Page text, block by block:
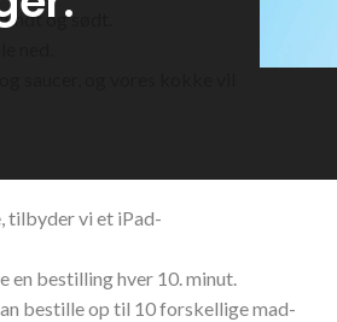
og sødt.
tilbyder vi et iPad-
en bestilling hver 10. minut.
bestille op til 10 forskellige mad-